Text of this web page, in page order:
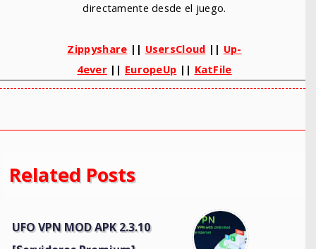
directamente desde el juego.
Zippyshare || UsersCloud || Up-
4ever|| EuropeUp || KatFile
Related Posts
UFO VPN MOD APK 2.3.10